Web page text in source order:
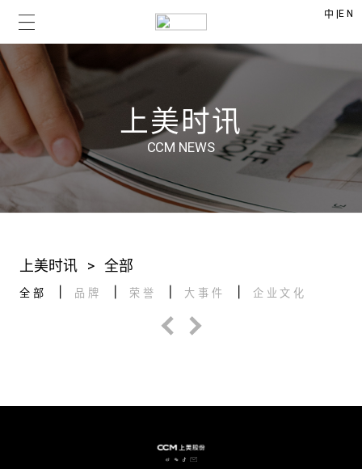
中 |EN
上美时讯
CCM NEWS
上美时讯 > 全部
全部 品牌 荣誉 大事件 企业文化